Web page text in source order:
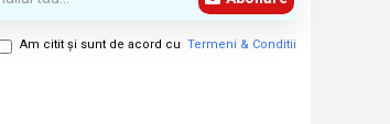
Am citit şi sunt de acord cu Termeni & Conditii